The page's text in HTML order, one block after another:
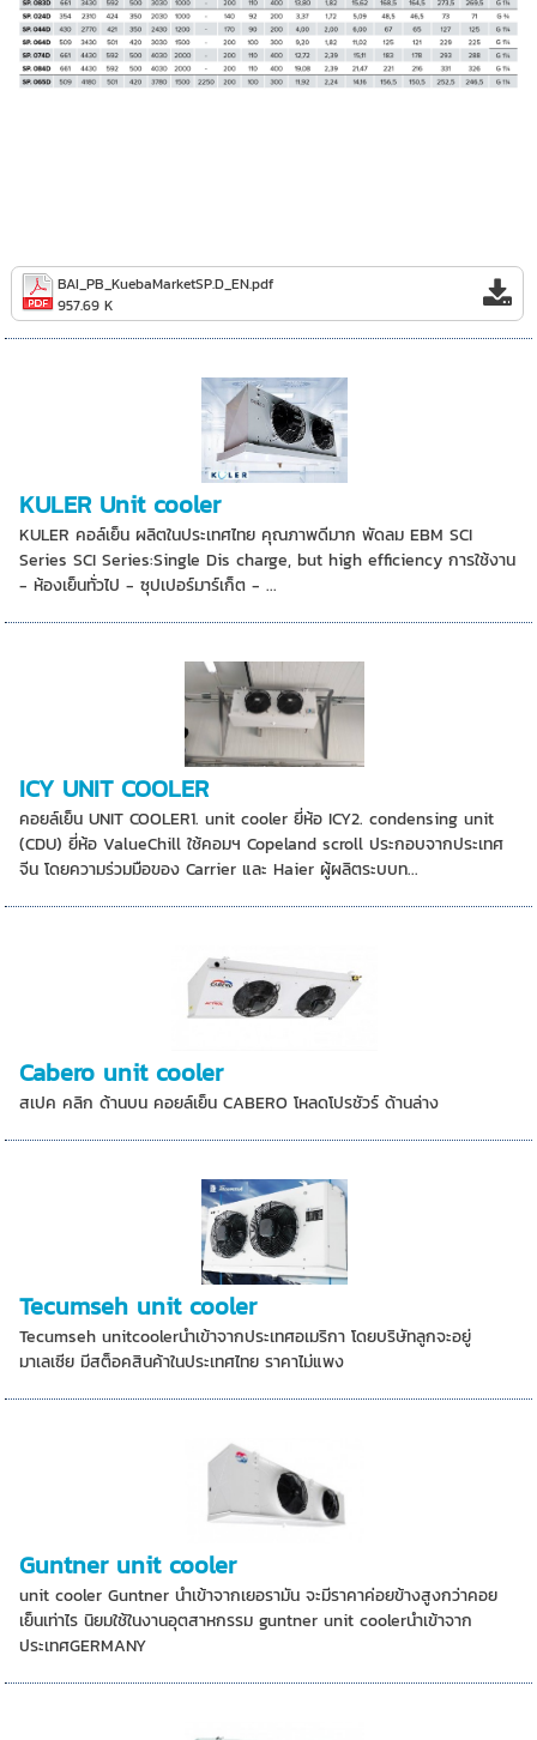
BAI_PB_KuebaMarketSP.D_EN.pdf
957.69 K
KULER Unit cooler
KULER คอล์เย็น ผลิตในประเทศไทย คุณภาพดีมาก พัดลม EBM SCI
Series SCI Series:Single Dis charge, but high efficiency การใช้งาน
- ห้องเย็นทั่วไป - ซุปเปอร์มาร์เก็ต - ...
ICY UNIT COOLER
คอยล์เย็น UNIT COOLER1. unit cooler ยี่ห้อ ICY2. condensing unit
(CDU) ยี่ห้อ ValueChill ใช้คอมฯ Copeland scroll ประกอบจากประเทศ
จีน โดยความร่วมมือของ Carrier และ Haier ผู้ผลิตระบบท...
Cabero unit cooler
สเปค คลิก ด้านบน คอยล์เย็น CABERO โหลดโปรชัวร์ ด้านล่าง
Tecumseh unit cooler
Tecumseh unitcoolerนำเข้าจากประเทศอเมริกา โดยบริษัทลูกจะอยู่
มาเลเซีย มีสต็อคสินค้าในประเทศไทย ราคาไม่แพง
Guntner unit cooler
unit cooler Guntner นำเข้าจากเยอรามัน จะมีราคาค่อยข้างสูงกว่าคอย
เย็นเท่าไร นิยมใช้ในงานอุตสาหกรรม guntner unit coolerนำเข้าจาก
ประเทศGERMANY